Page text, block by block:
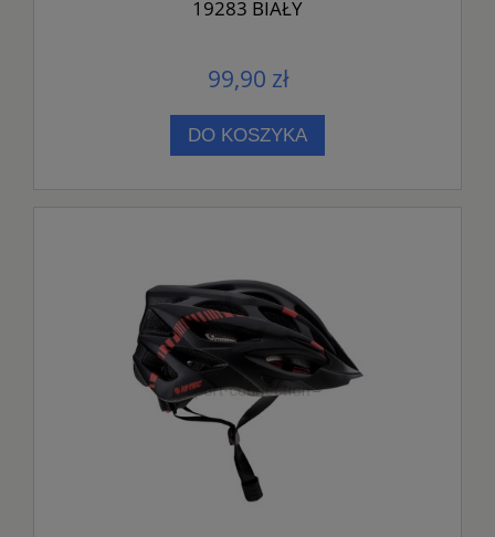
19283 BIAŁY
99,90 zł
DO KOSZYKA